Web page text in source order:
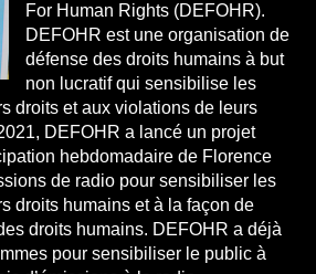
For Human Rights (DEFOHR).
DEFOHR est une organisation de
défense des droits humains à but
non lucratif qui sensibilise les
droits et aux violations de leurs
DEFOHR a lancé un projet
hebdomadaire de Florence
de radio pour sensibiliser les
droits humains et à la façon de
droits humains. DEFOHR a déjà
pour sensibiliser le public à